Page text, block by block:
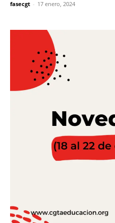
fasecgt - 17 enero, 2024